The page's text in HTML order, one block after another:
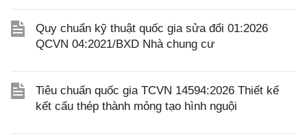
Quy chuẩn kỹ thuật quốc gia sửa đổi 01:2026
QCVN 04:2021/BXD Nhà chung cư
Tiêu chuẩn quốc gia TCVN 14594:2026 Thiết kế
kết cấu thép thành mỏng tạo hình nguội